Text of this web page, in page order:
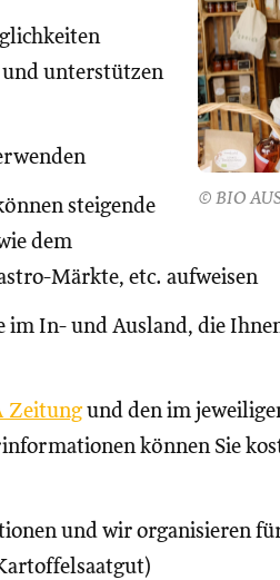
© BIO
unterstützen
steigende
dem
Märkte, etc. aufweisen
In- und Ausland, die
Zeitungund den im
können Sie
und wir organisieren